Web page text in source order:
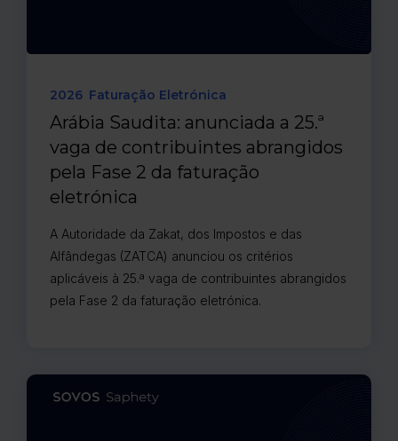
2026 Faturação Eletrónica
Arábia Saudita: anunciada a 25.ª
vaga de contribuintes abrangidos
pela Fase 2 da faturação
eletrónica
A Autoridade da Zakat, dos Impostos e das
Alfândegas (ZATCA) anunciou os critérios
aplicáveis à 25.ª vaga de contribuintes abrangidos
pela Fase 2 da faturação eletrónica.